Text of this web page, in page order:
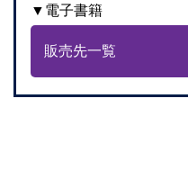
▼電子書籍
販売先一覧